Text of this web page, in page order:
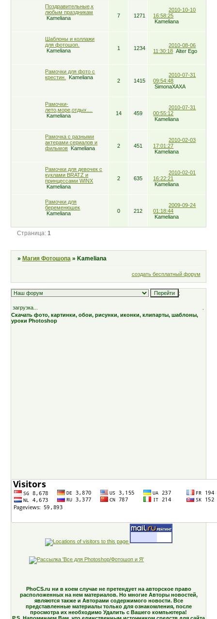
Поздравительные,к
любым праздникам
Kameliana
7 1271
2010-10-10
16:58:25
Kameliana
Шаблоны и коллажи
для фотошоп.
Kameliana
1 1234
2010-08-06
11:30:18 Alter Ego
Рамочки для фото с
крестин.
Kameliana
2 1415
2010-07-31
09:54:48
SimonaXAXA
Рамочки-
лето,море,отдых....
Kameliana
14 459
2010-07-31
00:55:12
Kameliana
Рамочка с разными
актерами сериалов и
фильмов Kameliana 2 451
2010-02-03
17:01:27
Kameliana
Рамочки для девочек с
куклами BRATZ и
принцессами WINX
Kameliana
2 635
2010-02-01
16:22:21
Kameliana
Рамочки для
беременюшек
Kameliana
0 212
2009-09-24
01:18:44
Kameliana
Страница: 1
» Магия Фотошопа » Kameliana
создать бесплатный форум
;
загрузка...
Скачать фото, картинки, обои, рисунки, иконки, клипарты, шаблоны,
уроки Photoshop
PhoCS.ru ни в коем случае не претендует на авторское право
расположенных на нем материалов. Но многие Авторы новостей,
являются также и Авторами содержимого новости. Все
представленные материалы только для ознакомления, после
просмотра их необходимо Удалить с Вашего компьютера!